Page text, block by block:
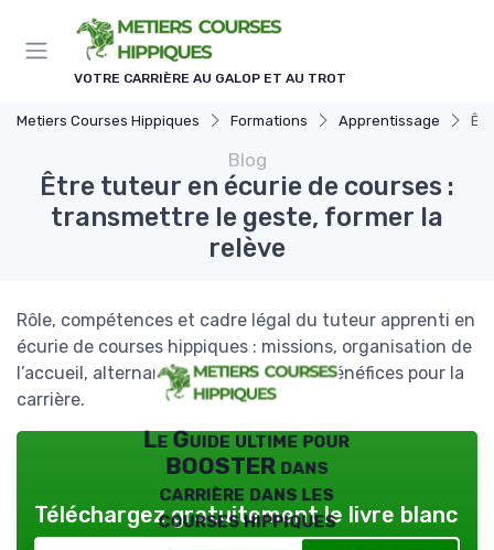
VOTRE CARRIÈRE AU GALOP ET AU TROT
Metiers Courses Hippiques Formations Apprentissage
Blog
Être tuteur en écurie de courses :
transmettre le geste, former la
relève
Rôle, compétences et cadre légal du tuteur apprenti en
écurie de courses hippiques : missions, organisation de
l’accueil, alternance AFASEC/MFR et bénéfices pour la
carrière.
Le Guide ultime pour
BOOSTER dans
carrière dans les
courses hippiques
Téléchargez gratuitement le livre blanc
Panneau de gestion des cookies